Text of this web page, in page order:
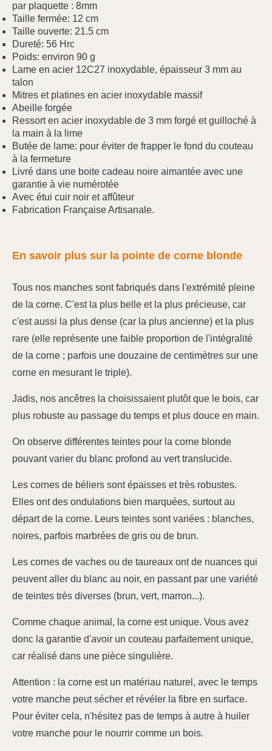
par plaquette : 8mm
Taille fermée: 12 cm
Taille ouverte: 21.5 cm
Dureté: 56 Hrc
Poids: environ 90 g
Lame en acier 12C27 inoxydable, épaisseur 3 mm au
talon
Mitres et platines en acier inoxydable massif
Abeille forgée
Ressort en acier inoxydable de 3 mm forgé et guilloché à
la main à la lime
Butée de lame: pour éviter de frapper le fond du couteau
à la fermeture
Livré dans une boite cadeau noire aimantée avec une
garantie à vie numérotée
Avec étui cuir noir et affûteur
Fabrication Française Artisanale.
En savoir plus sur la pointe de corne blonde
Tous nos manches sont fabriqués dans l'extrémité pleine
de la corne. C'est la plus belle et la plus précieuse, car
c'est aussi la plus dense (car la plus ancienne) et la plus
rare (elle représente une faible proportion de l'intégralité
de la corne ; parfois une douzaine de centimètres sur une
corne en mesurant le triple).
Jadis, nos ancêtres la choisissaient plutôt que le bois, car
plus robuste au passage du temps et plus douce en main.
On observe différentes teintes pour la corne blonde
pouvant varier du blanc profond au vert translucide.
Les cornes de béliers sont épaisses et très robustes.
Elles ont des ondulations bien marquées, surtout au
départ de la corne. Leurs teintes sont variées : blanches,
noires, parfois marbrées de gris ou de brun.
Les cornes de vaches ou de taureaux ont de nuances qui
peuvent aller du blanc au noir, en passant par une variété
de teintes très diverses (brun, vert, marron...).
Comme chaque animal, la corne est unique. Vous avez
donc la garantie d'avoir un couteau parfaitement unique,
car réalisé dans une pièce singulière.
Attention : la corne est un matériau naturel, avec le temps
votre manche peut sécher et révéler la fibre en surface.
Pour éviter cela, n'hésitez pas de temps à autre à huiler
votre manche pour le nourrir comme un bois.